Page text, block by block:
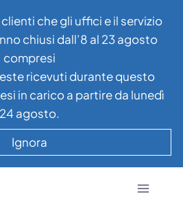
che gli uffici e il servizio
chiusi dall’8 al 23 agosto
compresi
ricevuti durante questo
in carico a partire da lunedì
24 agosto.
Ignora